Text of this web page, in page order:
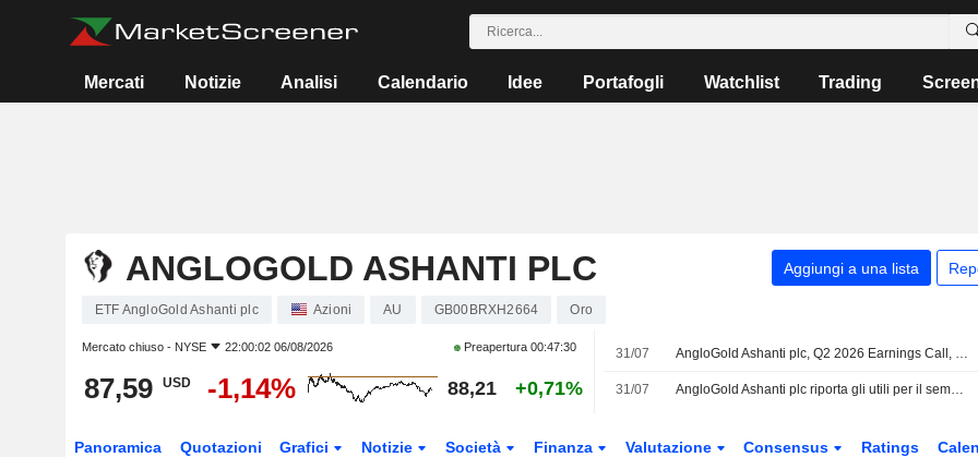
Mercati Notizie Analisi Calendario Idee Portafogli Watchlist Trading
ANGLOGOLD ASHANTI PLC Aggiungi a una lista
ETF AngloGold Ashanti plc Azioni AU GB00BRXH2664 Oro
Mercato chiuso - NYSE 22:00:02 06/08/2026 Preapertura 00:47:30
87,59 USD -1,14% 88,21 +0,71%
31/07 AngloGold Ashanti plc, Q2 2026 Earnings Call, Jul 31, 2026
31/07 AngloGold Ashanti plc riporta gli utili per il semestre conclusosi il 30 giugno 2026
Panoramica Quotazioni Grafici Notizie Società Finanza Valutazione Consensus Ratings